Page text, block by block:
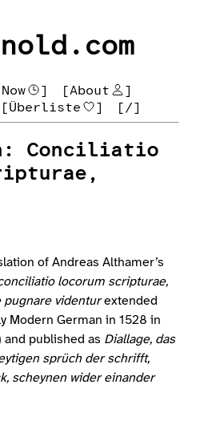
] [About
]
[Überliste ] [/]
Conciliatio
of Andreas Althamer’s
locorum scripturae,
pugnare videnturextended
Modern German in 1528 in
published as Diallage, das
sprüch der schrifft,
scheynen wider einander